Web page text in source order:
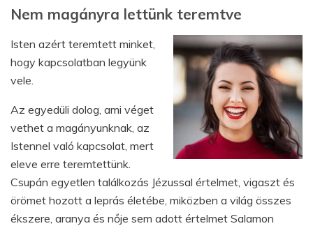
Nem magányra lettünk teremtve
Isten azért teremtett minket,
hogy kapcsolatban legyünk
vele.
Az egyedüli dolog, ami véget
vethet a magányunknak, az
Istennel való kapcsolat, mert
eleve erre teremtettünk.
Csupán egyetlen találkozás Jézussal értelmet, vigaszt és
örömet hozott a leprás életébe, miközben a világ összes
ékszere, aranya és nője sem adott értelmet Salamon